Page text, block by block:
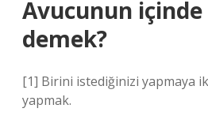
Avucunun
demek?
[1] Birini istediğinizi yapmaya
yapmak.